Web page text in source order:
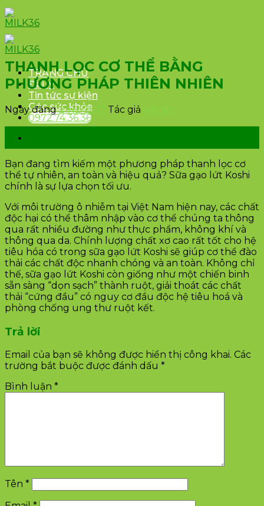
Skip
to
content
TRANG CHỦ
Đại lý
Tin tức sự kiện
Góc sức khỏe
0972.74.36.36
THANH LỌC CƠ THỂ BẰNG
PHƯƠNG PHÁP THIÊN NHIÊN
Ngày đăng21/12/2017 Tác giả
Th12
Bạn đang tìm kiếm một phương pháp thanh lọc cơ
thể tự nhiên, an toàn và hiệu quả? Sữa gạo lứt Koshi
chính là sự lựa chọn tối ưu.
Với môi trường ô nhiễm tại Việt Nam hiện nay, các chất
độc hại có thể thâm nhập vào cơ thể chúng ta thông
qua rất nhiều đường như thực phẩm, không khí và
thông qua da. Chính lượng chất xơ cao rất tốt cho hệ
tiêu hóa có trong sữa gạo lứt Koshi sẽ giúp cơ thể đào
thải các chất độc nhanh chóng và an toàn. Không chỉ
thế, sữa gạo lứt Koshi còn giống như một chiến binh
sẵn sàng “dọn sạch” thành ruột, giải thoát các chất
thải “cứng đầu” có nguy cơ đầu độc hệ tiêu hoá và
phòng chống ung thư ruột kết.
Trả lời
Email của bạn sẽ không được hiển thị công khai. Các
trường bắt buộc được đánh dấu *
Bình luận *
Tên *